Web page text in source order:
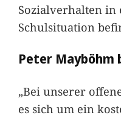
Sozialverhalten in
Schulsituation
Peter Mayböhm
„Bei unserer
es sich um ein